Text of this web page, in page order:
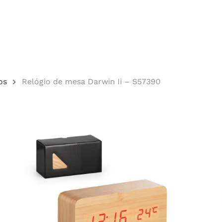
Relógio de mesa Darwin Ii – S57390